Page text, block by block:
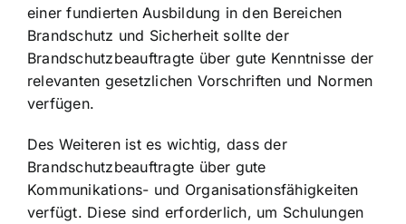
einer fundierten Ausbildung in den Bereichen
Brandschutz und Sicherheit sollte der
Brandschutzbeauftragte über gute Kenntnisse der
relevanten gesetzlichen Vorschriften und Normen
verfügen.
Des Weiteren ist es wichtig, dass der
Brandschutzbeauftragte über gute
Kommunikations- und Organisationsfähigkeiten
verfügt. Diese sind erforderlich, um Schulungen